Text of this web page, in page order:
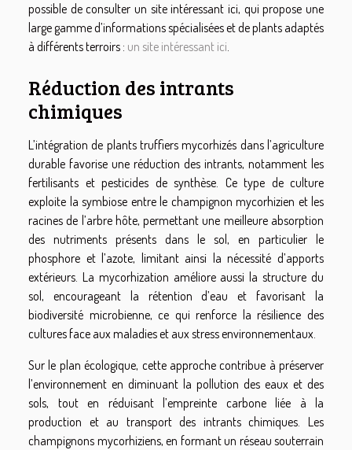
possible de consulter un site intéressant ici, qui propose une
large gamme d’informations spécialisées et de plants adaptés
à différents terroirs : un site intéressant ici.
Réduction des intrants
chimiques
L’intégration de plants truffiers mycorhizés dans l’agriculture
durable favorise une réduction des intrants, notamment les
fertilisants et pesticides de synthèse. Ce type de culture
exploite la symbiose entre le champignon mycorhizien et les
racines de l’arbre hôte, permettant une meilleure absorption
des nutriments présents dans le sol, en particulier le
phosphore et l’azote, limitant ainsi la nécessité d’apports
extérieurs. La mycorhization améliore aussi la structure du
sol, encourageant la rétention d’eau et favorisant la
biodiversité microbienne, ce qui renforce la résilience des
cultures face aux maladies et aux stress environnementaux.
Sur le plan écologique, cette approche contribue à préserver
l’environnement en diminuant la pollution des eaux et des
sols, tout en réduisant l’empreinte carbone liée à la
production et au transport des intrants chimiques. Les
champignons mycorhiziens, en formant un réseau souterrain